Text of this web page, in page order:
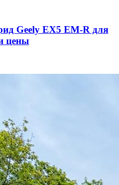
Geely EX5 EM-R для
цены